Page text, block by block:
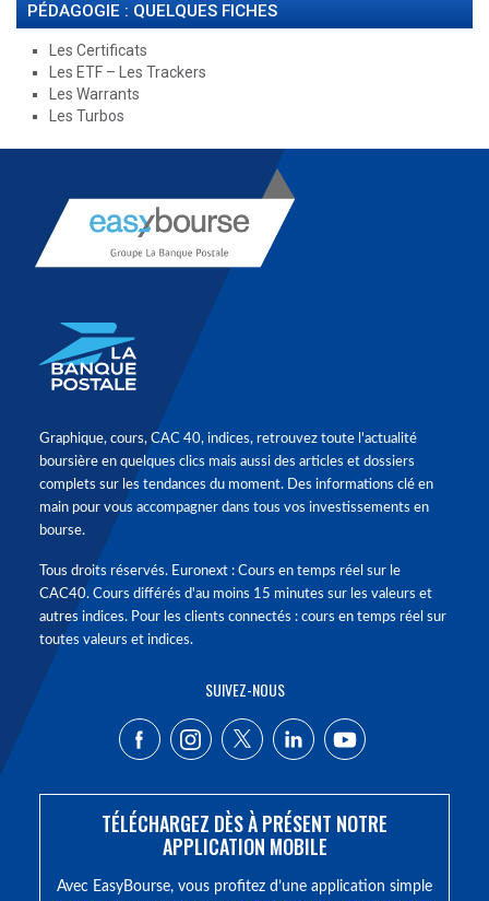
PÉDAGOGIE : QUELQUES FICHES
Les Certificats
Les ETF – Les Trackers
Les Warrants
Les Turbos
Graphique, cours, CAC 40, indices, retrouvez toute l'actualité
boursière en quelques clics mais aussi des articles et dossiers
complets sur les tendances du moment. Des informations clé en
main pour vous accompagner dans tous vos investissements en
bourse.
Tous droits réservés. Euronext : Cours en temps réel sur le
CAC40. Cours différés d'au moins 15 minutes sur les valeurs et
autres indices. Pour les clients connectés : cours en temps réel sur
toutes valeurs et indices.
SUIVEZ-NOUS
TÉLÉCHARGEZ DÈS À PRÉSENT NOTRE
APPLICATION MOBILE
Avec EasyBourse, vous profitez d’une application simple